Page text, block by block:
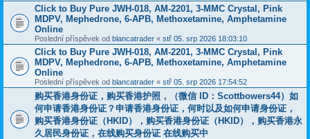
Click to Buy Pure JWH-018, AM-2201, 3-MMC Crystal, Pink
MDPV, Mephedrone, 6-APB, Methoxetamine, Amphetamine
Online
Poslední příspěvek od blancatrader « stř 05. srp 2026 18:03:10
Click to Buy Pure JWH-018, AM-2201, 3-MMC Crystal, Pink
MDPV, Mephedrone, 6-APB, Methoxetamine, Amphetamine
Online
Poslední příspěvek od blancatrader « stř 05. srp 2026 17:54:52
购买香港身份证，购买香港护照，（微信 ID：Scottbowers44）如
何申请香港身份证？申请香港身份证，何时以及如何申请身份证，
购买香港身份证（HKID），购买香港身份证（HKID），购买香港永
久居民身份证，在线购买身份证 在线购买中